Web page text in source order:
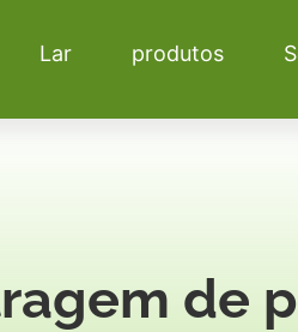
Lar produtos
de